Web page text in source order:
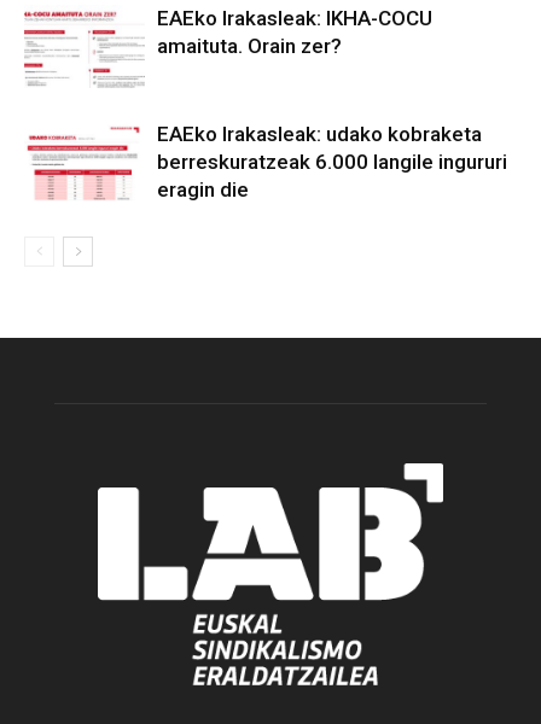
EAEko Irakasleak: IKHA-COCU
amaituta. Orain zer?
EAEko Irakasleak: udako kobraketa
berreskuratzeak 6.000 langile ingururi
eragin die